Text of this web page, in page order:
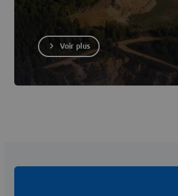
Voir plus